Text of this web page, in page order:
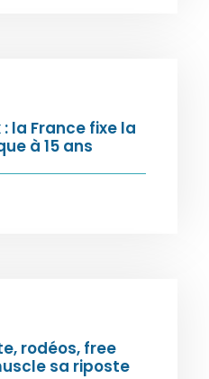
la France fixe la
à 15 ans
rodéos, free
sa riposte